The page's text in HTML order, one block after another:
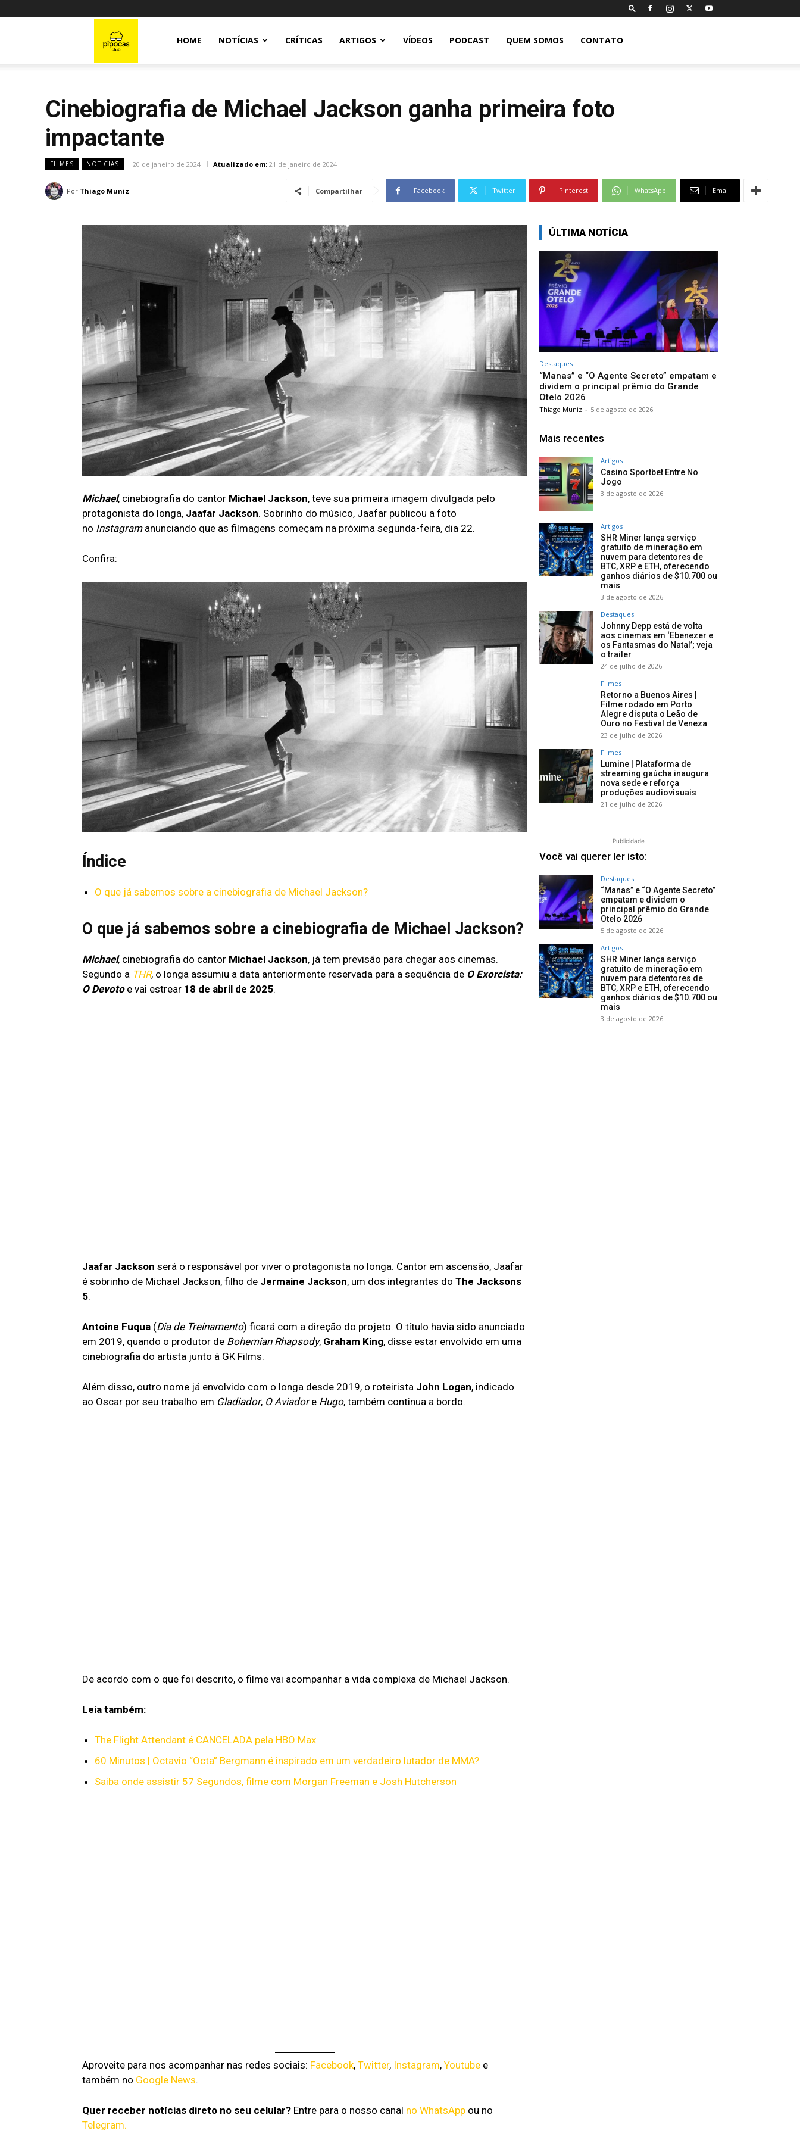
HOME NOTÍCIAS CRÍTICAS ARTIGOS VÍDEOS PODCAST QUEM SOMOS CONTATO
Cinebiografia de Michael Jackson ganha primeira foto
impactante
FILMES NOTICIAS 20 de janeiro de 2024 Atualizado em: 21 de janeiro de 2024
Por Thiago Muniz Compartilhar Facebook Twitter Pinterest WhatsApp Email
Michael, cinebiografia do cantor Michael Jackson, teve sua primeira imagem divulgada pelo
protagonista do longa, Jaafar Jackson. Sobrinho do músico, Jaafar publicou a foto
no Instagramanunciando que as filmagens começam na próxima segunda-feira, dia 22.
Confira:
Índice
O que já sabemos sobre a cinebiografia de Michael Jackson?
O que já sabemos sobre a cinebiografia de Michael Jackson?
Michael, cinebiografia do cantor Michael Jackson, já tem previsão para chegar aos cinemas.
Segundo a THR, o longa assumiu a data anteriormente reservada para a sequência de O Exorcista:
O Devotoe vai estrear 18 de abril de 2025.
Jaafar Jackson será o responsável por viver o protagonista no longa. Cantor em ascensão, Jaafar
é sobrinho de Michael Jackson, filho de Jermaine Jackson, um dos integrantes do The Jacksons
5.
Antoine Fuqua (Dia de Treinamento) ficará com a direção do projeto. O título havia sido anunciado
em 2019, quando o produtor de Bohemian Rhapsody, Graham King, disse estar envolvido em uma
cinebiografia do artista junto à GK Films.
Além disso, outro nome já envolvido com o longa desde 2019, o roteirista John Logan, indicado
ao Oscar por seu trabalho em Gladiador, O Aviadore Hugo, também continua a bordo.
De acordo com o que foi descrito, o filme vai acompanhar a vida complexa de Michael Jackson.
Leia também:
The Flight Attendant é CANCELADA pela HBO Max
60 Minutos | Octavio “Octa” Bergmann é inspirado em um verdadeiro lutador de MMA?
Saiba onde assistir 57 Segundos, filme com Morgan Freeman e Josh Hutcherson
Aproveite para nos acompanhar nas redes sociais: Facebook, Twitter, Instagram, Youtube e
também no Google News.
Quer receber notícias direto no seu celular? Entre para o nosso canal no WhatsApp ou no
Telegram.
ÚLTIMA NOTÍCIA
Destaques
“Manas” e “O Agente Secreto” empatam e
dividem o principal prêmio do Grande
Otelo 2026
Thiago Muniz - 5 de agosto de 2026
Mais recentes
Artigos
Casino Sportbet Entre No
Jogo
3 de agosto de 2026
Artigos
SHR Miner lança serviço
gratuito de mineração em
nuvem para detentores de
BTC, XRP e ETH, oferecendo
ganhos diários de $10.700 ou
mais
3 de agosto de 2026
Destaques
Johnny Depp está de volta
aos cinemas em ‘Ebenezer e
os Fantasmas do Natal’; veja
o trailer
24 de julho de 2026
Filmes
Retorno a Buenos Aires |
Filme rodado em Porto
Alegre disputa o Leão de
Ouro no Festival de Veneza
23 de julho de 2026
Filmes
Lumine | Plataforma de
streaming gaúcha inaugura
nova sede e reforça
produções audiovisuais
21 de julho de 2026
Publicidade
Você vai querer ler isto:
Destaques
“Manas” e “O Agente Secreto”
empatam e dividem o
principal prêmio do Grande
Otelo 2026
5 de agosto de 2026
Artigos
SHR Miner lança serviço
gratuito de mineração em
nuvem para detentores de
BTC, XRP e ETH, oferecendo
ganhos diários de $10.700 ou
mais
3 de agosto de 2026